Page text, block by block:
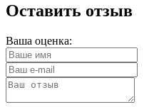
Оставить отзыв
Ваша оценка: